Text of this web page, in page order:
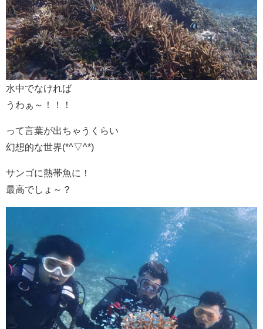
水中でなければ
うわぁ～！！！
って言葉が出ちゃうくらい
幻想的な世界(*^▽^*)
サンゴに熱帯魚に！
最高でしょ～？